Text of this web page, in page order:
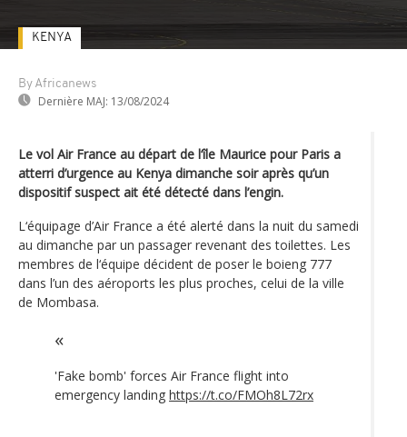
By Africanews
Dernière MAJ: 13/08/2024
KENYA
Le vol Air France au départ de l‘île Maurice pour Paris a
atterri d’urgence au Kenya dimanche soir après qu’un
dispositif suspect ait été détecté dans l’engin.
L‘équipage d’Air France a été alerté dans la nuit du samedi
au dimanche par un passager revenant des toilettes. Les
membres de l‘équipe décident de poser le boieng 777
dans l’un des aéroports les plus proches, celui de la ville
de Mombasa.
'Fake bomb' forces Air France flight into
emergency landing https://t.co/FMOh8L72rx